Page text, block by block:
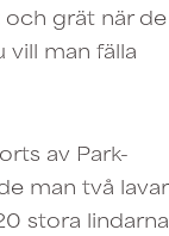
grät när de
vill man fälla
av Park-
man två lavar
stora lindarna